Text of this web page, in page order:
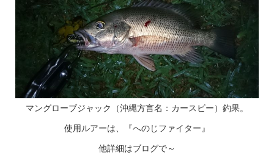
マングローブジャック（沖縄方言名：カースビー）釣果。
使用ルアーは、『へのじファイター』
他詳細はブログで～